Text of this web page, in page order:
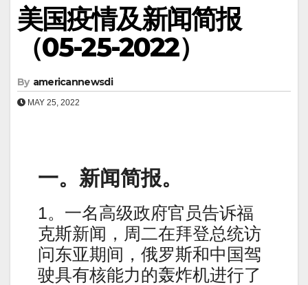
美国疫情及新闻简报
（05-25-2022）
By americannewsdi
MAY 25, 2022
一。新闻简报。
1。一名高级政府官员告诉福
克斯新闻，周二在拜登总统访
问东亚期间，俄罗斯和中国驾
驶具有核能力的轰炸机进行了